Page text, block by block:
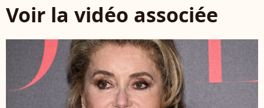
Voir la vidéo associée